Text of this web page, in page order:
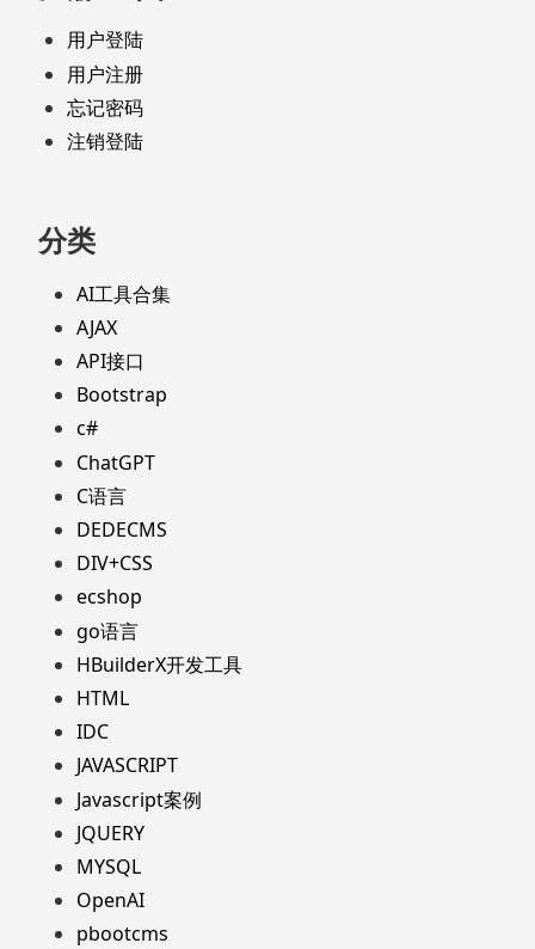
用户登陆
用户注册
忘记密码
注销登陆
分类
AI工具合集
AJAX
API接口
Bootstrap
c#
ChatGPT
C语言
DEDECMS
DIV+CSS
ecshop
go语言
HBuilderX开发工具
HTML
IDC
JAVASCRIPT
Javascript案例
JQUERY
MYSQL
OpenAI
pbootcms